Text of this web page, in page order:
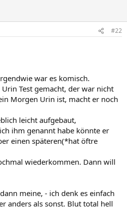
#22
war es komisch.
Test gemacht, der war nicht
Morgen Urin ist, macht er noch
leicht aufgebaut,
ihm genannt habe könnte er
einen späteren(*hat öftre
wiederkommen. Dann will
meine, - ich denk es einfach
anders als sonst. Blut total hell